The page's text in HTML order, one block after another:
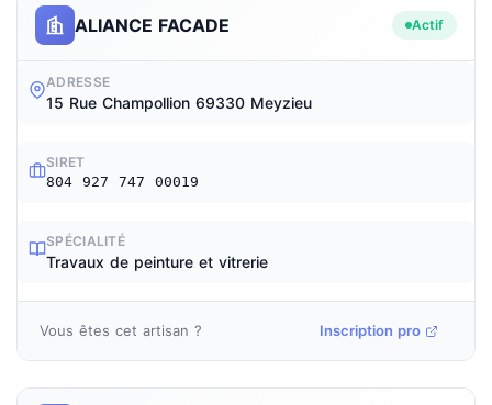
ALIANCE FACADE Actif
ADRESSE
15 Rue Champollion 69330 Meyzieu
SIRET
804 927 747 00019
SPÉCIALITÉ
Travaux de peinture et vitrerie
Vous êtes cet artisan ? Inscription pro